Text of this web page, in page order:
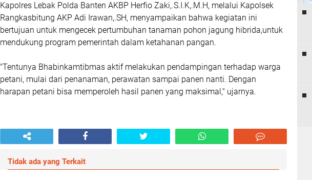
Kapolres Lebak Polda Banten AKBP Herfio Zaki,.S.I.K,.M.H, melalui Kapolsek
Rangkasbitung AKP Adi Irawan,.SH, menyampaikan bahwa kegiatan ini
bertujuan untuk mengecek pertumbuhan tanaman pohon jagung hibrida,untuk
mendukung program pemerintah dalam ketahanan pangan.
"Tentunya Bhabinkamtibmas aktif melakukan pendampingan terhadap warga
petani, mulai dari penanaman, perawatan sampai panen nanti. Dengan
harapan petani bisa memperoleh hasil panen yang maksimal," ujarnya.
Tidak ada yang Terkait